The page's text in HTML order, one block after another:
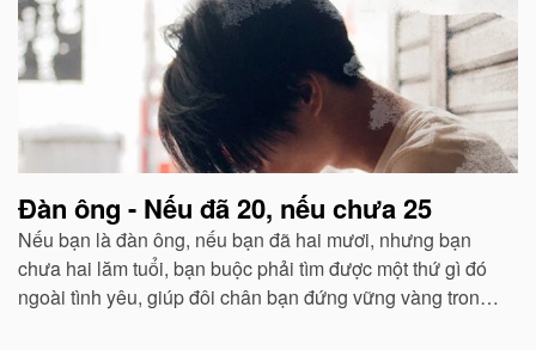
Đàn ông - Nếu đã 20, nếu chưa 25
Nếu bạn là đàn ông, nếu bạn đã hai mươi, nhưng bạn
chưa hai lăm tuổi, bạn buộc phải tìm được một thứ gì đó
ngoài tình yêu, giúp đôi chân bạn đứng vững vàng trong